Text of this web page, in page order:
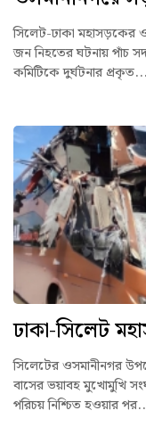
সিলেট-ঢাকা মহাসড়কের
জন নিহতের ঘটনায় পাঁচ
কমিটিকে দুর্ঘটনার প্রকৃত...
ঢাকা-সিলেট
সিলেটের ওসমানীনগর
বাসের ভয়াবহ মুখোমুখি
পরিচয় নিশ্চিত হওয়ার